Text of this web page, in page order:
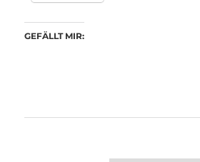
GEFÄLLT MIR: